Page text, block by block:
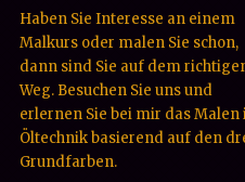
Haben Sie Interesse an einem
Malkurs oder malen Sie schon,
dann sind Sie auf dem
Weg. Besuchen Sie uns und
erlernen Sie bei mir das Malen
Öltechnik basierend auf den
Grundfarben.